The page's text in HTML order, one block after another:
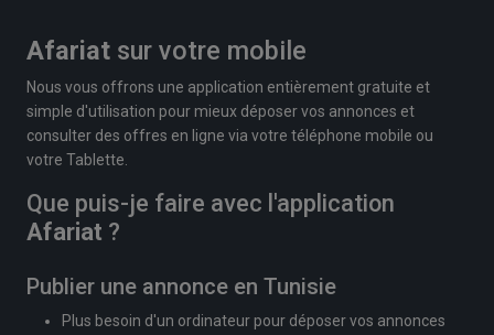
Afariat sur votre mobile
Nous vous offrons une application entièrement gratuite et
simple d'utilisation pour mieux déposer vos annonces et
consulter des offres en ligne via votre téléphone mobile ou
votre Tablette.
Que puis-je faire avec l'application
Afariat ?
Publier une annonce en Tunisie
Plus besoin d'un ordinateur pour déposer vos annonces